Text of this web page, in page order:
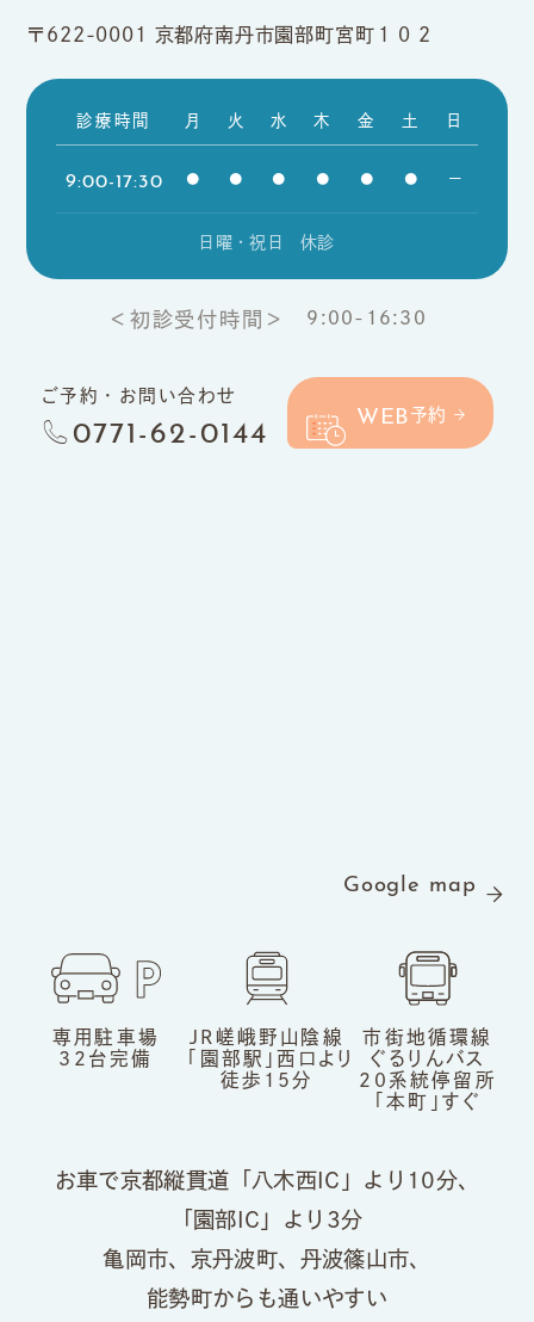
〒622-0001 京都府南丹市園部町宮町１０２
日曜・祝日 休診
診療時間 月 火 水 木 金 土 日
9:00-17:30 ● ● ● ● ● ● ー
＜初診受付時間＞ 9:00-16:30
ご予約・お問い合わせ
0771-62-0144 WEB 予約
Google map
専用駐車場
32台完備
JR嵯峨野山陰線
「園部駅」 西口より
徒歩15分
市街地循環線
ぐるりんバス
20系統停留所
「本町」すぐ
お車で京都縦貫道「八木西IC」より10分、
「園部IC」より3分
亀岡市、京丹波町、丹波篠山市、
能勢町からも通いやすい